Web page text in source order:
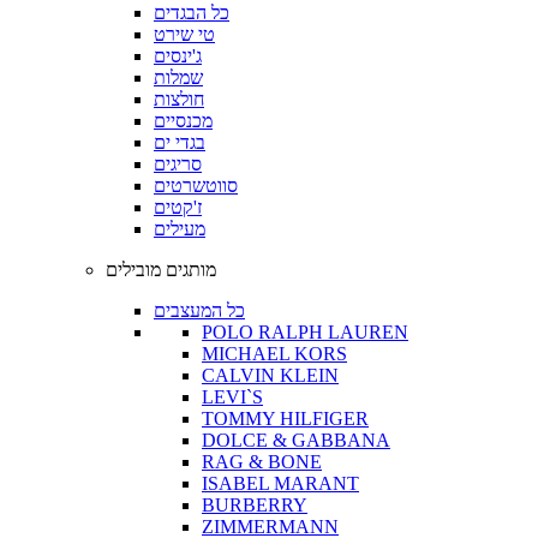
כל הבגדים
טי שירט
ג'ינסים
שמלות
חולצות
מכנסיים
בגדי ים
סריגים
סווטשרטים
ז'קטים
מעילים
מותגים מובילים
כל המעצבים
POLO RALPH LAUREN
MICHAEL KORS
CALVIN KLEIN
LEVI`S
TOMMY HILFIGER
DOLCE & GABBANA
RAG & BONE
ISABEL MARANT
BURBERRY
ZIMMERMANN